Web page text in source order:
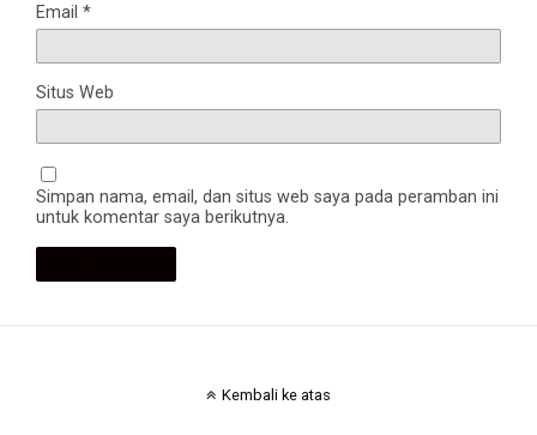
Email *
Situs Web
Simpan nama, email, dan situs web saya pada peramban ini
untuk komentar saya berikutnya.
Kembali ke atas